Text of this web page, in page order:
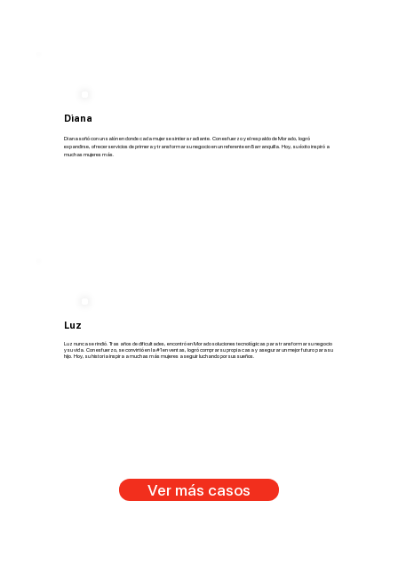
Diana
Diana soñó con un salón en donde cada mujer se sintiera radiante. Con esfuerzo y el respaldo de Morado, logró
expandirse, ofrecer servicios de primera y transformar su negocio en un referente en Barranquilla. Hoy, su éxito inspiró a
muchas mujeres más.
Luz
Luz nunca se rindió. Tras años de dificultades, encontró en Morado soluciones tecnológicas para transformar su negocio
y su vida. Con esfuerzo, se convirtió en la #1 en ventas, logró comprar su propia casa y asegurar un mejor futuro para su
hijo. Hoy, su historia inspira a muchas más mujeres a seguir luchando por sus sueños.
Ver más casos